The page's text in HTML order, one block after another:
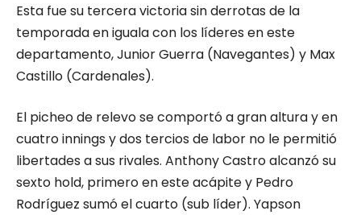
Esta fue su tercera victoria sin derrotas de la
temporada en iguala con los líderes en este
departamento, Junior Guerra (Navegantes) y Max
Castillo (Cardenales).
El picheo de relevo se comportó a gran altura y en
cuatro innings y dos tercios de labor no le permitió
libertades a sus rivales. Anthony Castro alcanzó su
sexto hold, primero en este acápite y Pedro
Rodríguez sumó el cuarto (sub líder). Yapson